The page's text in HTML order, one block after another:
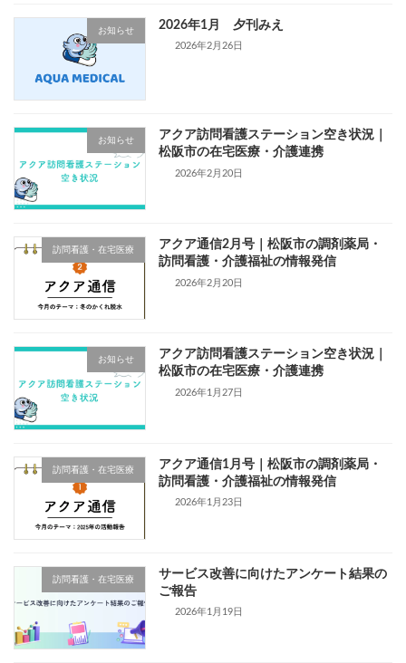
お知らせ 2026年1月 夕刊みえ
2026年2月26日
お知らせ
アクア訪問看護ステーション空き状況｜
松阪市の在宅医療・介護連携
2026年2月20日
訪問看護・在宅医療
アクア通信2月号｜松阪市の調剤薬局・
訪問看護・介護福祉の情報発信
2026年2月20日
お知らせ
アクア訪問看護ステーション空き状況｜
松阪市の在宅医療・介護連携
2026年1月27日
訪問看護・在宅医療
アクア通信1月号｜松阪市の調剤薬局・
訪問看護・介護福祉の情報発信
2026年1月23日
訪問看護・在宅医療
サービス改善に向けたアンケート結果の
ご報告
2026年1月19日